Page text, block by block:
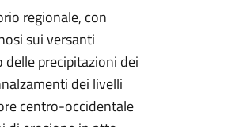
regionale, con
sui versanti
precipitazioni dei
dei livelli
centro-occidentale